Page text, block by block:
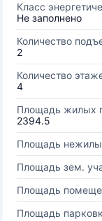
Класс
Не заполнено
Количество
2
Количество
4
Площадь жилых
2394.5
Площадь
Площадь зем.
Площадь
Площадь